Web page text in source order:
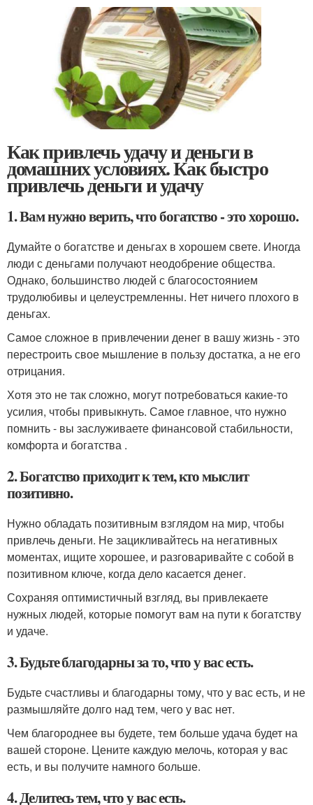
Как привлечь удачу и деньги в
домашних условиях. Как быстро
привлечь деньги и удачу
1. Вам нужно верить, что богатство - это хорошо.
Думайте о богатстве и деньгах в хорошем свете. Иногда
люди с деньгами получают неодобрение общества.
Однако, большинство людей с благосостоянием
трудолюбивы и целеустремленны. Нет ничего плохого в
деньгах.
Самое сложное в привлечении денег в вашу жизнь - это
перестроить свое мышление в пользу достатка, а не его
отрицания.
Хотя это не так сложно, могут потребоваться какие-то
усилия, чтобы привыкнуть. Самое главное, что нужно
помнить - вы заслуживаете финансовой стабильности,
комфорта и богатства .
2. Богатство приходит к тем, кто мыслит
позитивно.
Нужно обладать позитивным взглядом на мир, чтобы
привлечь деньги. Не зацикливайтесь на негативных
моментах, ищите хорошее, и разговаривайте с собой в
позитивном ключе, когда дело касается денег.
Сохраняя оптимистичный взгляд, вы привлекаете
нужных людей, которые помогут вам на пути к богатству
и удаче.
3. Будьте благодарны за то, что у вас есть.
Будьте счастливы и благодарны тому, что у вас есть, и не
размышляйте долго над тем, чего у вас нет.
Чем благороднее вы будете, тем больше удача будет на
вашей стороне. Цените каждую мелочь, которая у вас
есть, и вы получите намного больше.
4. Делитесь тем, что у вас есть.